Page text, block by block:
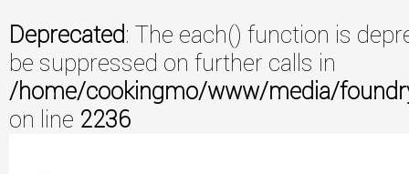
Deprecated: The each() function is
be suppressed on further calls in
/home/cookingmo/www/media/
on line 2236